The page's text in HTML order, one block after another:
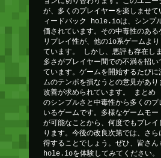
が、多くのプレイヤーを楽しませ
ィードバック hole.ioは、シンプ
価されています。その中毒性のあ
リプレイ性が、他のio系ゲームよ
ています。 しかし、悪評も存在し
多さがプレイヤー間での不満を招
ています。ゲームを開始するたび
ムのテンポを損なうとの意見があ
改善が求められています。 まと
のシンプルさと中毒性から多くの
いるゲームです。多様なゲームモー
が可能なことから、何度でもプレ
ります。今後の改良次第では、さ
得することでしょう。ぜひ、皆さん
hole.ioを体験してみてください